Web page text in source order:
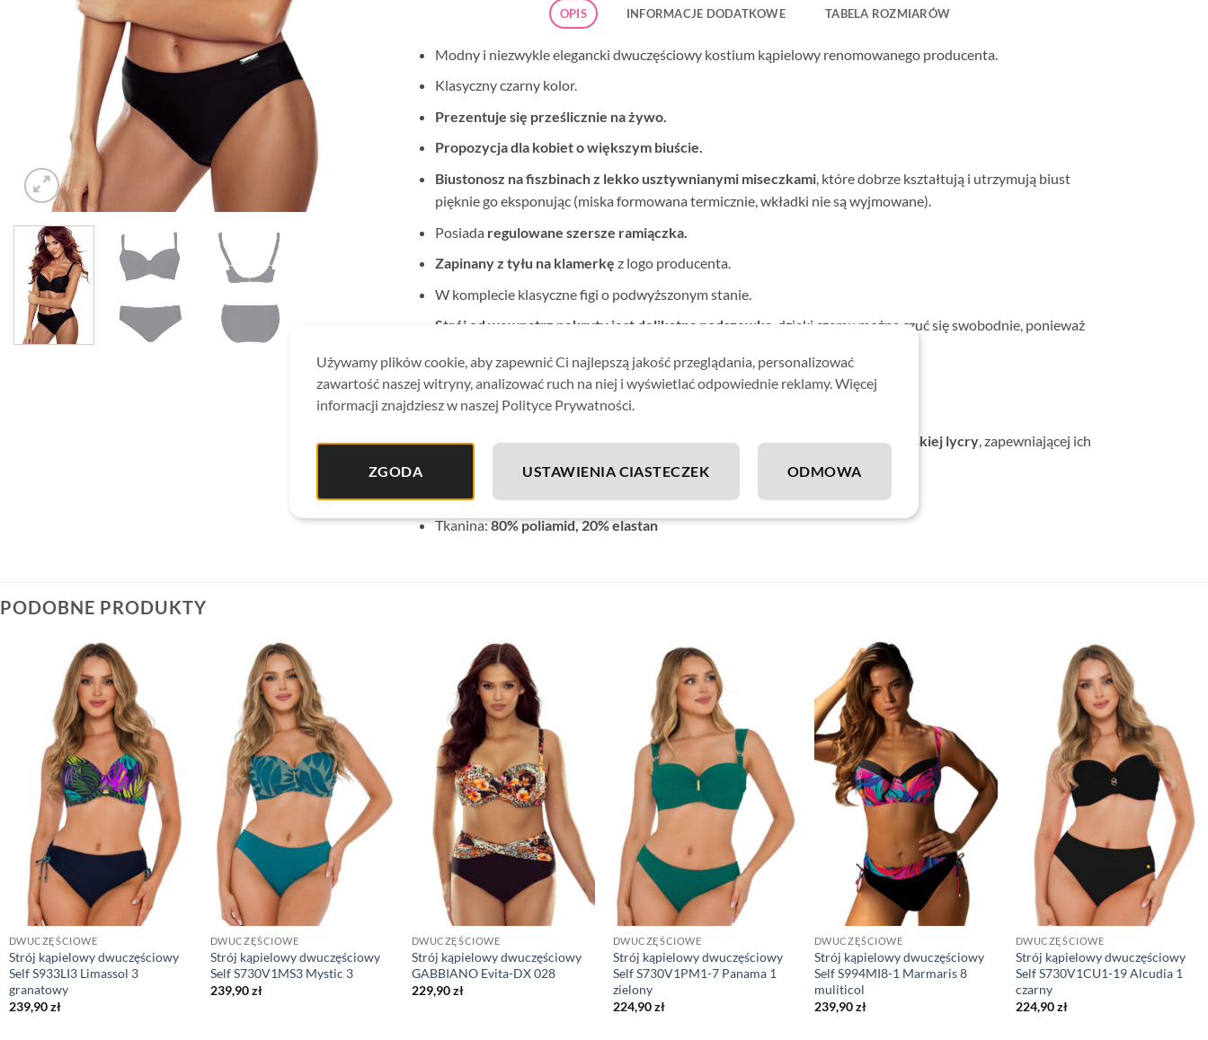
OPIS INFORMACJE DODATKOWE TABELA ROZMIARÓW
Modny i niezwykle elegancki dwuczęściowy kostium kąpielowy renomowanego producenta.
Klasyczny czarny kolor.
Prezentuje się prześlicznie na żywo.
Propozycja dla kobiet o większym biuście.
Biustonosz na fiszbinach z lekko usztywnianymi miseczkami, które dobrze kształtują i utrzymują biust
pięknie go eksponując (miska formowana termicznie, wkładki nie są wyjmowane).
Posiada regulowane szersze ramiączka.
Zapinany z tyłu na klamerkę z logo producenta.
W komplecie klasyczne figi o podwyższonym stanie.
Strój od wewnątrz pokryty jest delikatną podszewką , dzięki czemu można czuć się swobodnie, ponieważ
Kostium idealnie sprawdzi się zarówno na basenie jak i plaży.
Materiał odporny na chlor, wodę morską i słońce.
Stroje kąpielowe Gabbiano sąprodukowane w Polsce z wysokiej jakości włoskiej lycry, zapewniającej ich
wysoką jakość i komfort noszenia.
Wskazówki pielęgnacyjne: Pranie ręczne.
Tkanina:80% poliamid, 20% elastan
PODOBNE PRODUKTY
DWUCZĘŚCIOWE
Strój kąpielowy dwuczęściowy
Self S933LI3 Limassol 3
granatowy
239,90zł
DWUCZĘŚCIOWE
Strój kąpielowy dwuczęściowy
Self S730V1MS3 Mystic 3
239,90zł
DWUCZĘŚCIOWE
Strój kąpielowy dwuczęściowy
GABBIANO Evita-DX 028
229,90zł
DWUCZĘŚCIOWE
Strój kąpielowy dwuczęściowy
Self S730V1PM1-7 Panama 1
zielony
224,90zł
DWUCZĘŚCIOWE
Strój kąpielowy dwuczęściowy
Self S994MI8-1 Marmaris 8
muliticol
239,90zł
DWUCZĘŚCIOWE
Strój kąpielowy dwuczęściowy
Self S730V1CU1-19 Alcudia 1
czarny
224,90zł
Używamy plików cookie, aby zapewnić Ci najlepszą jakość przeglądania, personalizować
zawartość naszej witryny, analizować ruch na niej i wyświetlać odpowiednie reklamy. Więcej
informacji znajdziesz w naszej Polityce Prywatności.
ZGODA USTAWIENIA CIASTECZEK ODMOWA